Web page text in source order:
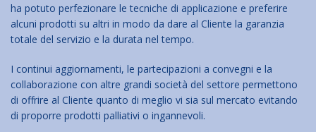
ha potuto perfezionare le tecniche di applicazione e preferire
alcuni prodotti su altri in modo da dare al Cliente la garanzia
totale del servizio e la durata nel tempo.
I continui aggiornamenti, le partecipazioni a convegni e la
collaborazione con altre grandi società del settore permettono
di offrire al Cliente quanto di meglio vi sia sul mercato evitando
di proporre prodotti palliativi o ingannevoli.